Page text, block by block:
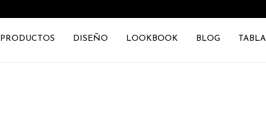
PRODUCTOS DISEÑO LOOKBOOK BLOG